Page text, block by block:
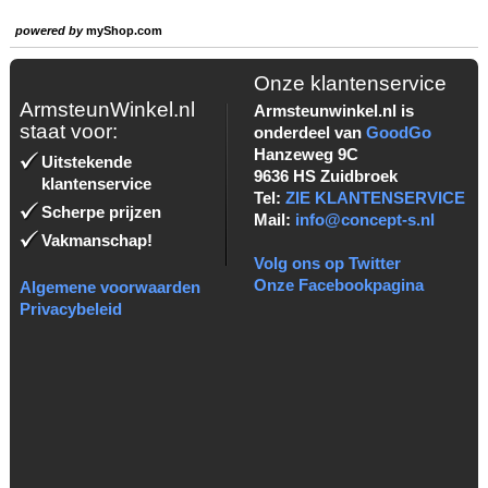
powered bymyShop.com
ArmsteunWinkel.nl
staat voor:
Uitstekende
klantenservice
Scherpe prijzen
Vakmanschap!
Algemene voorwaarden
Privacybeleid
Onze klantenservice
Armsteunwinkel.nl is
onderdeel van GoodGo
Hanzeweg 9C
9636 HS Zuidbroek
Tel: ZIE KLANTENSERVICE
Mail: info@concept-s.nl
Volg ons op Twitter
Onze Facebookpagina